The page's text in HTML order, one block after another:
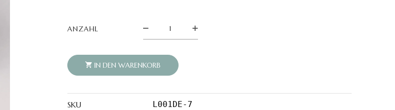
ANZAHL
BUCHSTABENKISSEN
V
IN DEN WARENKORB
SKU L001DE-7